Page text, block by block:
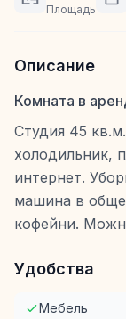
Площадь
Описание
Комната в
Студия 45
холодильник,
интернет.
машина в
кофейни.
Удобства
Мебель